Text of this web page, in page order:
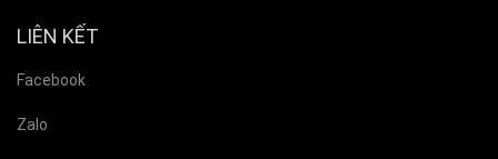
LIÊN KẾT
Facebook
Zalo